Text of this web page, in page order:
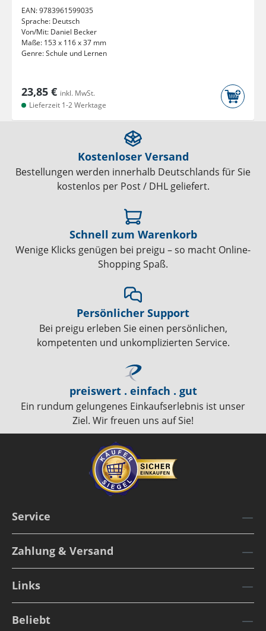
EAN:9783961599035
Sprache: Deutsch
Von/Mit: Daniel Becker
Maße: 153 x 116 x 37 mm
Genre:Schule und Lernen
23,85 € inkl. MwSt.
Lieferzeit 1-2 Werktage
Kostenloser Versand
Bestellungen werden innerhalb Deutschlands für Sie
kostenlos per Post / DHL geliefert.
Schnell zum Warenkorb
Wenige Klicks genügen bei preigu – so macht Online-
Shopping Spaß.
Persönlicher Support
Bei preigu erleben Sie einen persönlichen,
kompetenten und unkomplizierten Service.
preiswert . einfach . gut
Ein rundum gelungenes Einkaufserlebnis ist unser
Ziel. Wir freuen uns auf Sie!
Service
Zahlung & Versand
Links
Beliebt